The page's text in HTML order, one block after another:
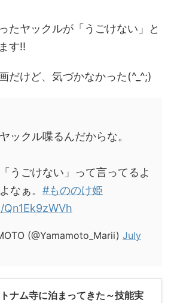
たヤックルが「うごけない」と
す‼️
だけど、気づかなかった(^_^;)
ックル喋るんだからな。
うごけない」って言ってるよ
なぁ。 #もののけ姫
(@Yamamoto_Marii) July
ナム寺に泊まってきた～技能実